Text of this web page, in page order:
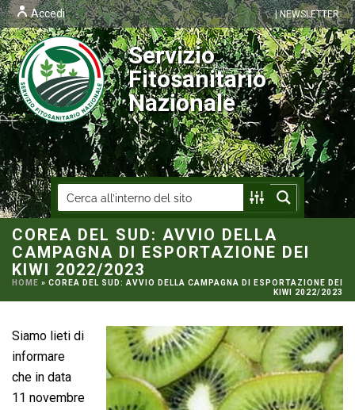
| NEWSLETTER
Accedi
Servizio
Fitosanitario
Nazionale
COREA DEL SUD: AVVIO DELLA
CAMPAGNA DI ESPORTAZIONE DEI
KIWI 2022/2023
HOME » COREA DEL SUD: AVVIO DELLA CAMPAGNA DI ESPORTAZIONE DEI
KIWI 2022/2023
Siamo lieti di
informare
che in data
11 novembre